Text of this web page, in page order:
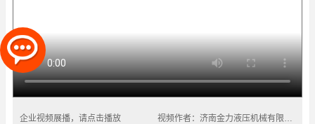
企业视频展播，请点击播放 视频作者：济南金力液压机械有限公司